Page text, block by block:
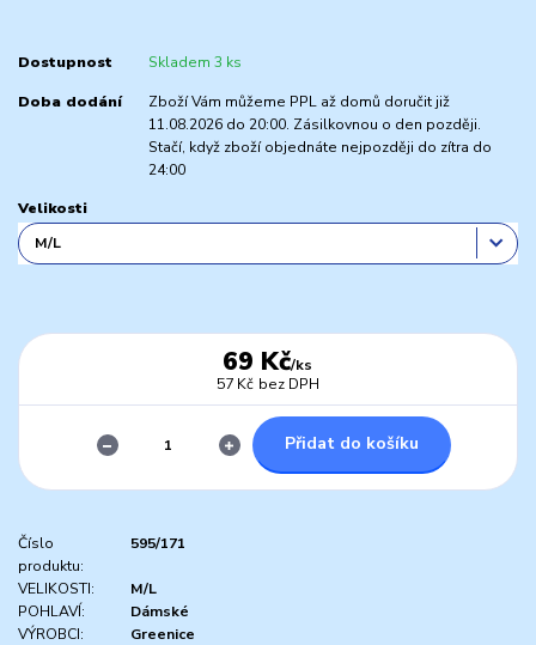
Dostupnost Skladem 3 ks
Doba dodání
Zboží Vám můžeme PPL až domů doručit již
11.08.2026 do 20:00. Zásilkovnou o den později.
Stačí, když zboží objednáte nejpozději do zítra do
24:00
Velikosti
69 Kč/ks
57 Kč bez DPH
Přidat do košíku
Číslo
produktu:
595/171
VELIKOSTI:
M/L
POHLAVÍ:
Dámské
VÝROBCI:
Greenice